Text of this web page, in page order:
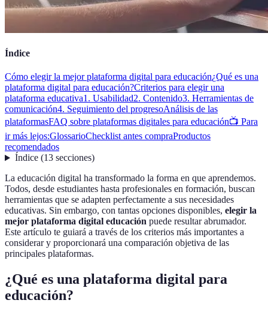
Índice
Cómo elegir la mejor plataforma digital para educación¿Qué es una
plataforma digital para educación?Criterios para elegir una
plataforma educativa1. Usabilidad2. Contenido3. Herramientas de
comunicación4. Seguimiento del progresoAnálisis de las
plataformasFAQ sobre plataformas digitales para educación📺 Para
ir más lejos:GlossarioChecklist antes compraProductos
recomendados
Índice(13 secciones)
La educación digital ha transformado la forma en que aprendemos.
Todos, desde estudiantes hasta profesionales en formación, buscan
herramientas que se adapten perfectamente a sus necesidades
educativas. Sin embargo, con tantas opciones disponibles, elegir la
mejor plataforma digital educación puede resultar abrumador.
Este artículo te guiará a través de los criterios más importantes a
considerar y proporcionará una comparación objetiva de las
principales plataformas.
¿Qué es una plataforma digital para
educación?